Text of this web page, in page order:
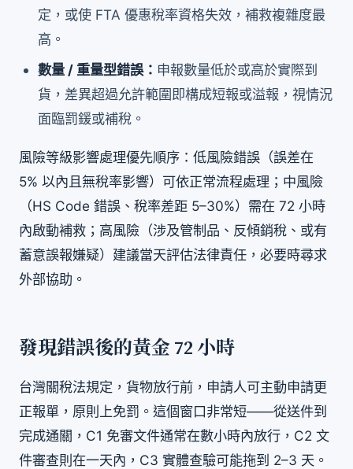
定，或使 FTA 優惠稅率資格失效，補救複雜度最
高。
數量 / 重量型錯誤： 申報數量低於或高於實際到
貨，差異超過允許範圍即構成短報或溢報，視情況
面臨罰鍰或補稅。
風險等級影響處理優先順序：低風險錯誤（誤差在
5% 以內且無稅率影響）可依正常流程處理；中風險
（HS Code 錯誤、稅率差距 5–30%）需在 72 小時
內啟動補救；高風險（涉及管制品、反傾銷稅、或有
蓄意誤報嫌疑）建議當天評估法律責任，必要時尋求
外部協助。
發現錯誤後的黃金 72 小時
台灣關稅法規定，貨物放行前，申請人可主動申請更
正報單，原則上免罰。這個窗口非常短——從送件到
完成通關，C1 免審文件通常在數小時內放行，C2 文
件審查則在一天內，C3 實體查驗可能拖到 2–3 天。